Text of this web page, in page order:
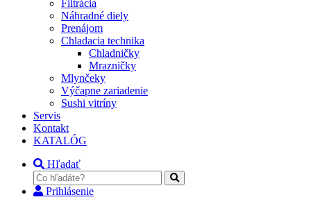
Filtrácia
Náhradné diely
Prenájom
Chladacia technika
Chladničky
Mrazničky
Mlynčeky
Výčapne zariadenie
Sushi vitríny
Servis
Kontakt
KATALÓG
Hľadať
Prihlásenie